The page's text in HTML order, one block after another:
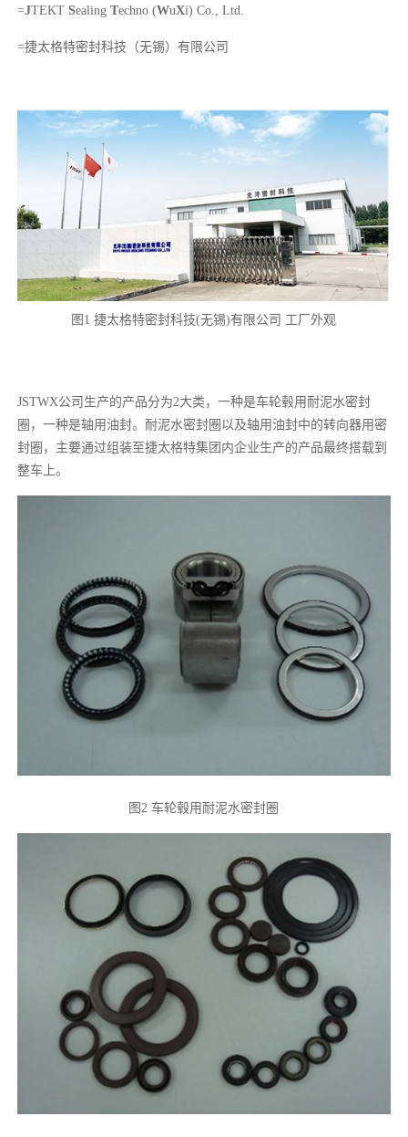
=JTEKT Sealing Techno (WuXi) Co., Ltd.
=捷太格特密封科技（无锡）有限公司
图1 捷太格特密封科技(无锡)有限公司 工厂外观
JSTWX公司生产的产品分为2大类，一种是车轮毂用耐泥水密封
圈，一种是轴用油封。耐泥水密封圈以及轴用油封中的转向器用密
封圈，主要通过组装至捷太格特集团内企业生产的产品最终搭载到
整车上。
图2 车轮毂用耐泥水密封圈